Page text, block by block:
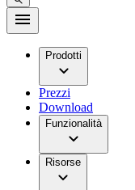
Prodotti
Prezzi
Download
Funzionalità
Risorse